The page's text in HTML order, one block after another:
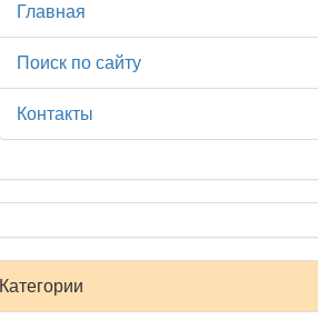
Главная
Поиск по сайту
Контакты
Категории